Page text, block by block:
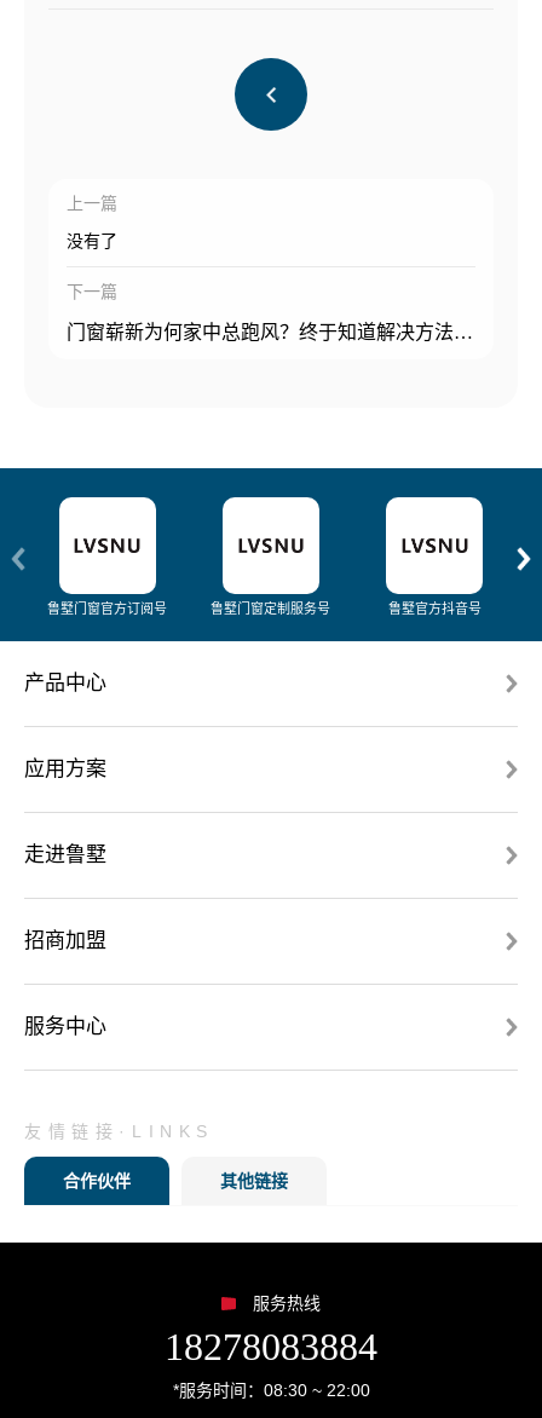
上一篇
没有了
下一篇
门窗崭新为何家中总跑风？终于知道解决方法了！
鲁墅门窗官方订阅号 鲁墅门窗定制服务号 鲁墅官方抖音号
产品中心
应用方案
走进鲁墅
招商加盟
服务中心
合作伙伴 其他链接
友情链接·LINKS
服务热线
18278083884
*服务时间：08:30 ~ 22:00